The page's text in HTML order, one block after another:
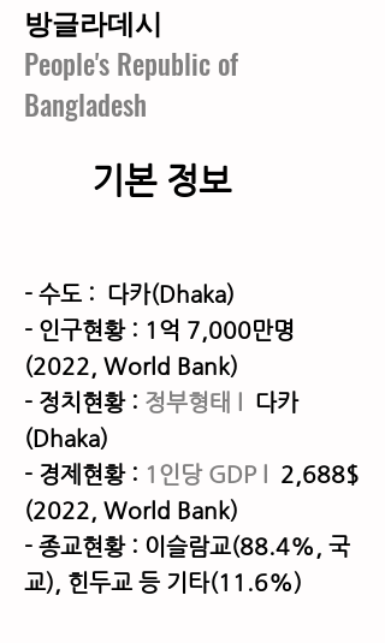
방글라데시
People's Republic of
Bangladesh
기본 정보
- 수도 : 다카(Dhaka)
- 인구현황 : 1억 7,000만명
(2022, World Bank)
- 정치현황 : 정부형태
다카
(Dhaka)
- 경제현황 : 1인당 GDP l
2,688$
(2022, World Bank)
- 종교현황 : 이슬람교(88.4%, 국
교), 힌두교 등 기타(11.6%)